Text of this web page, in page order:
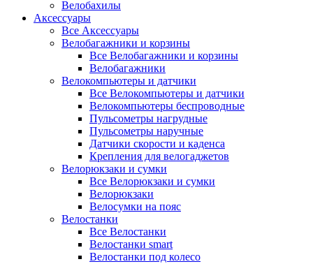
Велобахилы
Аксессуары
Все Аксессуары
Велобагажники и корзины
Все Велобагажники и корзины
Велобагажники
Велокомпьютеры и датчики
Все Велокомпьютеры и датчики
Велокомпьютеры беспроводные
Пульсометры нагрудные
Пульсометры наручные
Датчики скорости и каденса
Крепления для велогаджетов
Велорюкзаки и сумки
Все Велорюкзаки и сумки
Велорюкзаки
Велосумки на пояс
Велостанки
Все Велостанки
Велостанки smart
Велостанки под колесо